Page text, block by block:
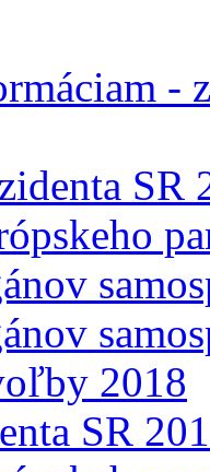
-
SR
2018
SR